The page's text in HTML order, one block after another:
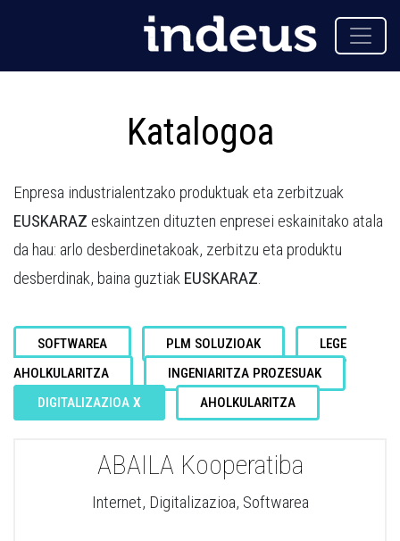
Katalogoa
Enpresa industrialentzako produktuak eta zerbitzuak
EUSKARAZ eskaintzen dituzten enpresei eskainitako atala
da hau: arlo desberdinetakoak, zerbitzu eta produktu
desberdinak, baina guztiak EUSKARAZ.
SOFTWAREA PLM SOLUZIOAK
LEGE
AHOLKULARITZA
INGENIARITZA PROZESUAK
DIGITALIZAZIOA X AHOLKULARITZA
ABAILA Kooperatiba
Internet, Digitalizazioa, Softwarea